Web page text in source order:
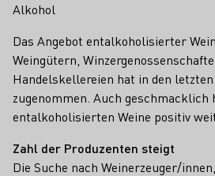
Alkohol
Das Angebot entalkoholisierter
Weingütern,
Handelskellereien hat in den
zugenommen. Auch geschmacklich
entalkoholisierten Weine positiv
Zahl der Produzenten steigt
Die Suche nach Weinerzeuger/